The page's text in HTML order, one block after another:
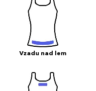
Vzadu nad lem